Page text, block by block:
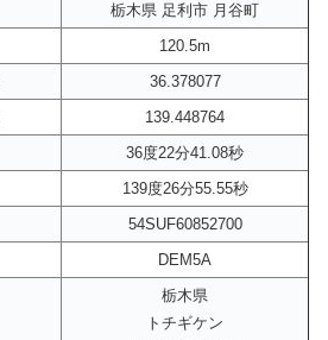
栃木県 足利市 月谷町
120.5m
36.378077
139.448764
36度22分41.08秒
139度26分55.55秒
54SUF60852700
DEM5A
栃木県
トチギケン